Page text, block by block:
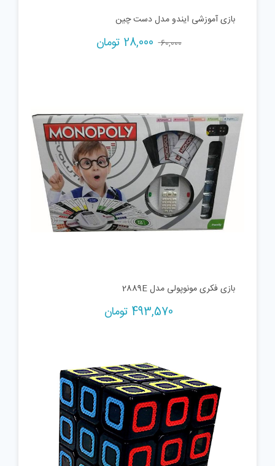
بازی آموزشی ایندو مدل دست چین
60,000
Original
28,000 تومان
بازی فکری مونوپولی مدل 2889E
493,570 تومان